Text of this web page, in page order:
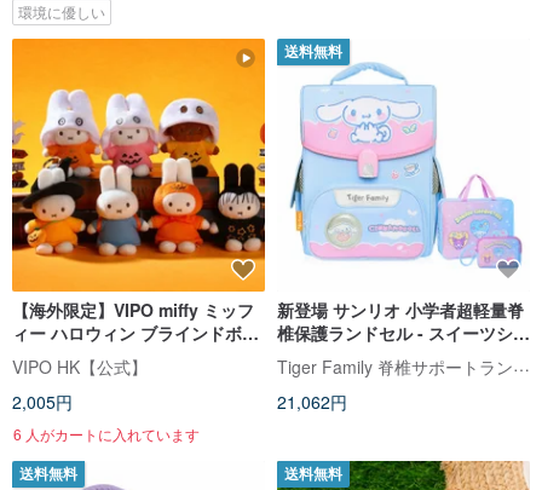
環境に優しい
【海外限定】VIPO miffy ミッフ
ィー ハロウィン ブラインドボッ
クスキーホルダー (ランダム1個
入り)
VIPO HK【公式】
2,005円
6 人がカートに入れています
送料無料
新登場 サンリオ 小学者超軽量脊
椎保護ランドセル - スイーツシナ
モロール | 低学年向け（選べる 2
つのプレゼント付き）
Tiger Family 脊椎サポートランドセル・文房具
21,062円
送料無料 送料無料